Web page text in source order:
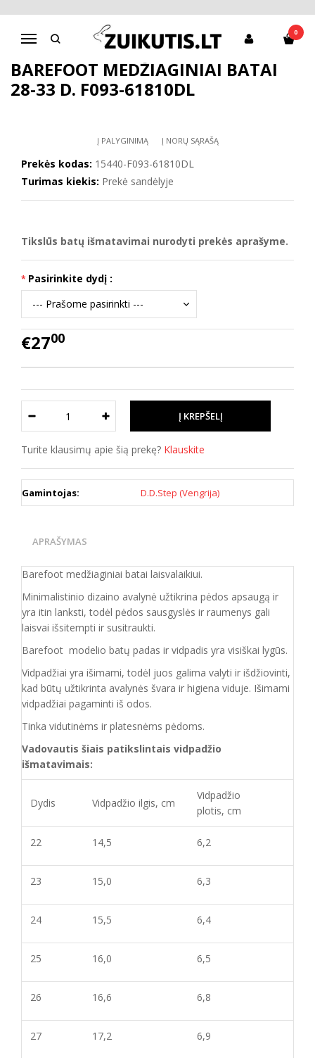
Navigacija
0
Pagrindinis
D.D.Step batai mergaitėms
Barefoot medžiaginiai batai 28-33 d. F093-61810DL
BAREFOOT MEDŽIAGINIAI BATAI
28-33 D. F093-61810DL
Į PALYGINIMĄ Į NORŲ SĄRAŠĄ
Prekės kodas: 15440-F093-61810DL
Turimas kiekis: Prekė sandėlyje
Tikslūs batų išmatavimai nurodyti prekės aprašyme.
Pasirinkite dydį :
€2700
Turite klausimų apie šią prekę? Klauskite
Gamintojas: D.D.Step (Vengrija)
APRAŠYMAS
Barefoot medžiaginiai batai laisvalaikiui.
Minimalistinio dizaino avalynė užtikrina pėdos apsaugą ir
yra itin lanksti, todėl pėdos sausgyslės ir raumenys gali
laisvai išsitempti ir susitraukti.
Barefoot modelio batų padas ir vidpadis yra visiškai lygūs.
Vidpadžiai yra išimami, todėl juos galima valyti ir išdžiovinti,
kad būtų užtikrinta avalynės švara ir higiena viduje. Išimami
vidpadžiai pagaminti iš odos.
Tinka vidutinėms ir platesnėms pėdoms.
Vadovautis šiais patikslintais vidpadžio
išmatavimais:
Dydis Vidpadžio ilgis, cm
Vidpadžio
plotis, cm
22 14,5 6,2
23 15,0 6,3
24 15,5 6,4
25 16,0 6,5
26 16,6 6,8
27 17,2 6,9